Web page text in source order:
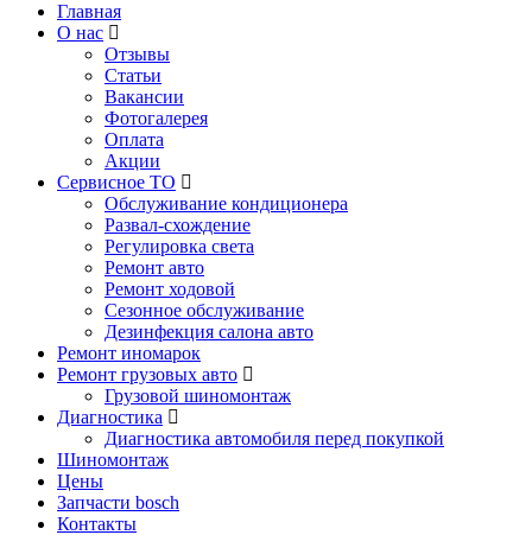
Главная
О нас
Отзывы
Статьи
Вакансии
Фотогалерея
Оплата
Акции
Сервисное ТО
Обслуживание кондиционера
Развал-схождение
Регулировка света
Ремонт авто
Ремонт ходовой
Сезонное обслуживание
Дезинфекция салона авто
Ремонт иномарок
Ремонт грузовых авто
Грузовой шиномонтаж
Диагностика
Диагностика автомобиля перед покупкой
Шиномонтаж
Цены
Запчасти bosch
Контакты